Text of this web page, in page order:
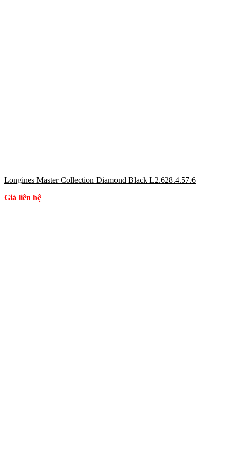
Longines Master Collection Diamond Black L2.628.4.57.6
Giá liên hệ